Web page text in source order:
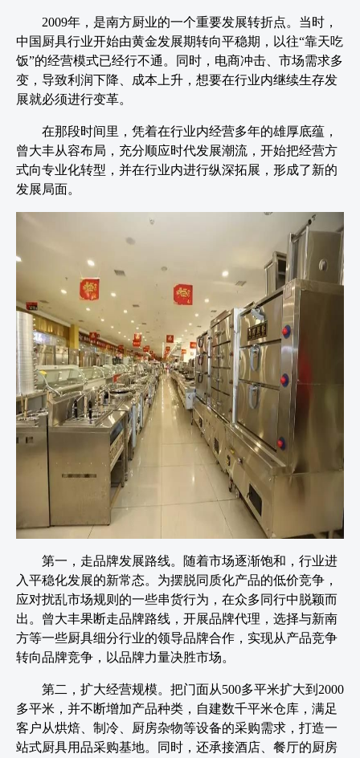
2009年，是南方厨业的一个重要发展转折点。当时，
中国厨具行业开始由黄金发展期转向平稳期，以往“靠天吃
饭”的经营模式已经行不通。同时，电商冲击、市场需求多
变，导致利润下降、成本上升，想要在行业内继续生存发
展就必须进行变革。
在那段时间里，凭着在行业内经营多年的雄厚底蕴，
曾大丰从容布局，充分顺应时代发展潮流，开始把经营方
式向专业化转型，并在行业内进行纵深拓展，形成了新的
发展局面。
第一，走品牌发展路线。随着市场逐渐饱和，行业进
入平稳化发展的新常态。为摆脱同质化产品的低价竞争，
应对扰乱市场规则的一些串货行为，在众多同行中脱颖而
出。曾大丰果断走品牌路线，开展品牌代理，选择与新南
方等一些厨具细分行业的领导品牌合作，实现从产品竞争
转向品牌竞争，以品牌力量决胜市场。
第二，扩大经营规模。把门面从500多平米扩大到2000
多平米，并不断增加产品种类，自建数千平米仓库，满足
客户从烘焙、制冷、厨房杂物等设备的采购需求，打造一
站式厨具用品采购基地。同时，还承接酒店、餐厅的厨房